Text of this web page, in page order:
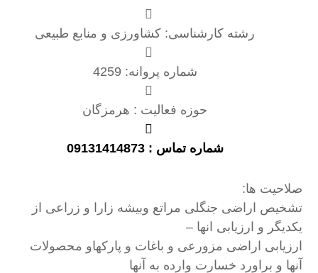
رشته کارشناسی: کشاورزی و منابع طبیعی
شماره پروانه: 4259
حوزه فعالیت : هرمزگان
شماره تماس : 09131414873
صلاحیت ها:
تشخیص اراضی جنگلی مراتع وبیشه زارا و زراعی از
یکدیگر و ارزیابی انها –
ارزیابی اراضی مزورعی و باغات و پارکهاو محصولات
آنها و براورد خسارت وارده به آنها